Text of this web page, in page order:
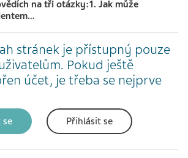
na tři otázky:1. Jak může
stránek je přístupný pouze
Pokud ještě
účet, je třeba se nejprve
Přihlásit se